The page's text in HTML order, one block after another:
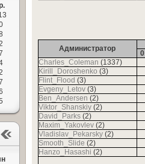
Администратор
0
Charles_Coleman (1337)
Kirill_Doroshenko (3)
Flint_Flood (3)
Evgeny_Letov (3)
Ben_Andersen (2)
Viktor_Shanskiy (2)
David_Parks (2)
Maxim_Yakovlev (2)
Vladislav_Pekarsky (2)
Smooth_Slide (2)
Hanzo_Hasashi (2)